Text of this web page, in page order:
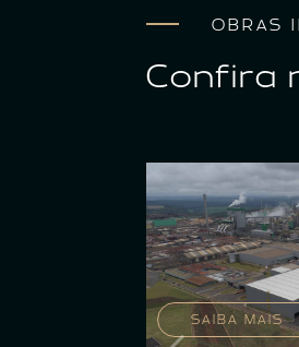
OBRAS
Confira
SAIBA MAIS